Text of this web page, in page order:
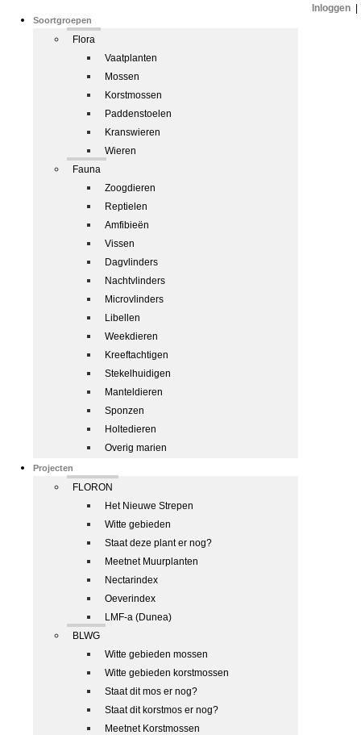
Soortgroepen
Flora
Vaatplanten
Mossen
Korstmossen
Paddenstoelen
Kranswieren
Wieren
Fauna
Zoogdieren
Reptielen
Amfibieën
Vissen
Dagvlinders
Nachtvlinders
Microvlinders
Libellen
Weekdieren
Kreeftachtigen
Stekelhuidigen
Manteldieren
Sponzen
Holtedieren
Overig marien
Projecten
FLORON
Het Nieuwe Strepen
Witte gebieden
Staat deze plant er nog?
Meetnet Muurplanten
Nectarindex
Oeverindex
LMF-a (Dunea)
BLWG
Witte gebieden mossen
Witte gebieden korstmossen
Staat dit mos er nog?
Staat dit korstmos er nog?
Meetnet Korstmossen
Inloggen